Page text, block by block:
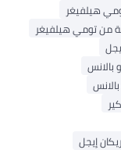
هيلفيغر
من تومي هيلفيغر
إيجل